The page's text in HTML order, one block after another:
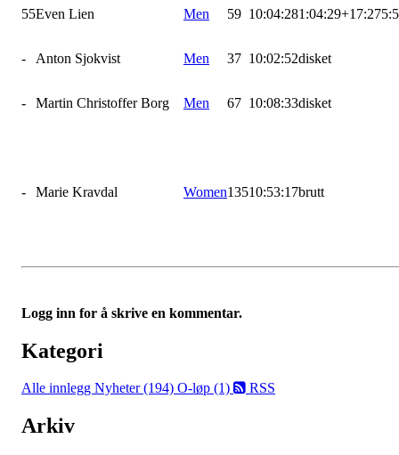
55Even Lien Men 59 10:04:281:04:29+17:27
- Anton Sjokvist Men 37 10:02:52disket
- Martin Christoffer Borg Men 67 10:08:33disket
- Marie Kravdal Women13510:53:17brutt
Logg inn for å skrive en kommentar.
Kategori
Alle innlegg Nyheter (194) O-løp (1) RSS
Arkiv